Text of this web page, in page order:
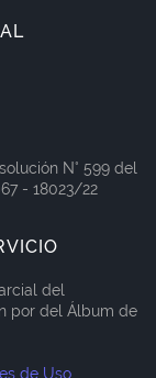
N° 599 del
- 18023/22
del
por del Álbum de
de Uso